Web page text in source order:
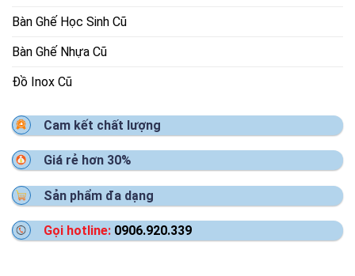
Bàn Ghế Học Sinh Cũ
Bàn Ghế Nhựa Cũ
Đồ Inox Cũ
Cam kết chất lượng
Giá rẻ hơn 30%
Sản phẩm đa dạng
Gọi hotline: 0906.920.339